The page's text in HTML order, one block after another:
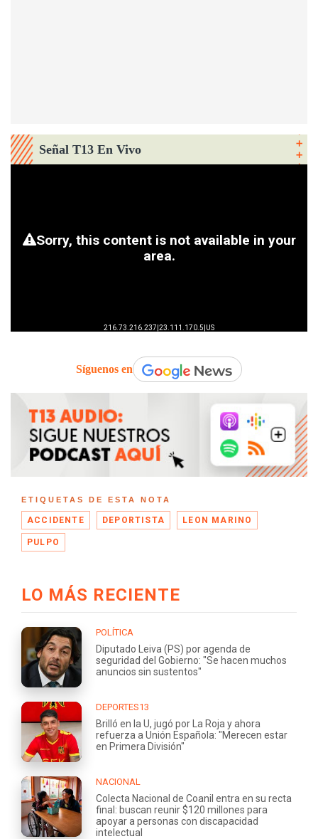
Señal T13 En Vivo
Síguenos en
ETIQUETAS DE ESTA NOTA
ACCIDENTE DEPORTISTA LEON MARINO
PULPO
LO MÁS RECIENTE
POLÍTICA
Diputado Leiva (PS) por agenda de
seguridad del Gobierno: "Se hacen muchos
anuncios sin sustentos"
DEPORTES13
Brilló en la U, jugó por La Roja y ahora
refuerza a Unión Española: "Merecen estar
en Primera División"
NACIONAL
Colecta Nacional de Coanil entra en su recta
final: buscan reunir $120 millones para
apoyar a personas con discapacidad
intelectual